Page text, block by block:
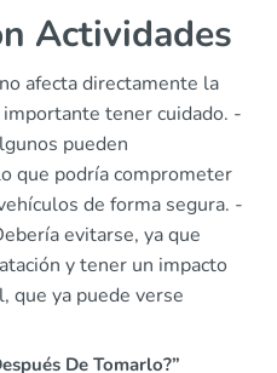
Actividades
afecta directamente la
importante tener cuidado. -
pueden
que podría comprometer
de forma segura. -
evitarse, ya que
y tener un impacto
que ya puede verse
De Tomarlo?”